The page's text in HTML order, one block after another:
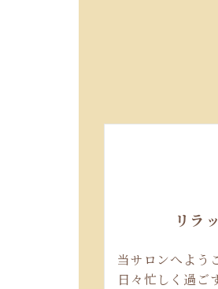
リラ
当サロンへよう
日々忙しく過ご